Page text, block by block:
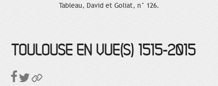
Tableau, David et Goliat, n° 126.
TOULOUSE EN VUE(S) 1515-2015